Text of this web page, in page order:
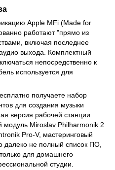
Apple MFi (Made for
работают "прямо из
включая последнее
выхода. Комплектный
непосредственно к
используется для
получаете набор
для создания музыки
версия рабочей станции
модуль Miroslav Philharmonik 2
Pro-V, мастеринговый
далеко не полный список ПО,
для домашнего
студии.